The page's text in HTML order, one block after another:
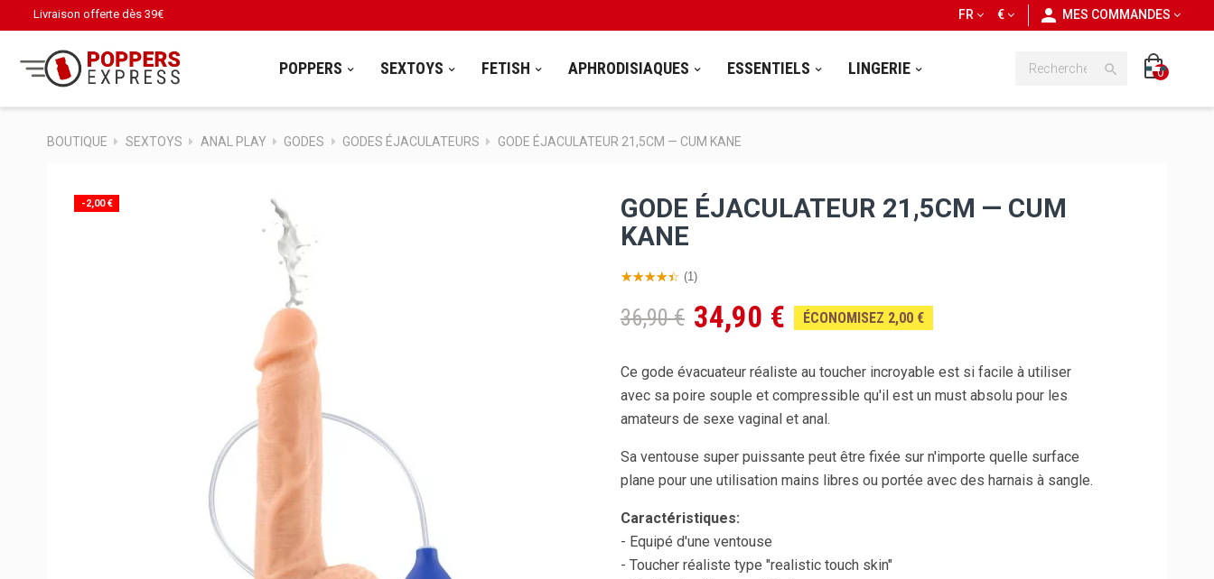
Livraison offerte dès 39€ personnMES COMMANDES
€
FR
POPPERS SEXTOYS FETISH APHRODISIAQUES ESSENTIELS LINGERIE  0
BOUTIQUE SEXTOYS ANAL PLAY GODES GODES ÉJACULATEURS GODE ÉJACULATEUR 21,5CM — CUM KANE
-2,00 €
GODE ÉJACULATEUR 21,5CM — CUM
KANE
(1)
36,90 € 34,90 € ÉCONOMISEZ 2,00 €
Ce gode évacuateur réaliste au toucher incroyable est si facile à utiliser
avec sa poire souple et compressible qu'il est un must absolu pour les
amateurs de sexe vaginal et anal.
Sa ventouse super puissante peut être fixée sur n'importe quelle surface
plane pour une utilisation mains libres ou portée avec des harnais à sangle.
Caractéristiques:
- Equipé d'une ventouse
- Toucher réaliste type "realistic touch skin"